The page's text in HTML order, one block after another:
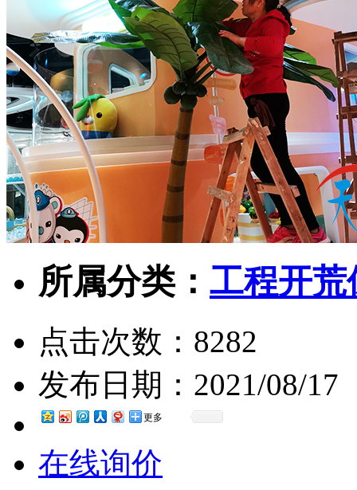
所属分类： 工程开荒
点击次数： 8282
发布日期： 2021/08/17
更多
在线询价